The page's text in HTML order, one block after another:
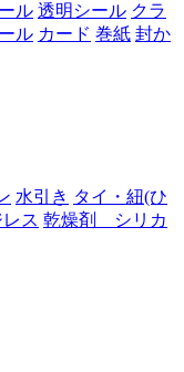
ル 透明シール クラ
ル カード 巻紙 封か
水引き タイ・紐(ひ
ス 乾燥剤 シリカ